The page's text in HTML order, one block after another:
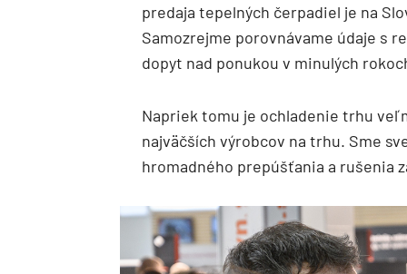
predaja tepelných čerpadiel je na
Samozrejme porovnávame údaje s
dopyt nad ponukou v minulých
Napriek tomu je ochladenie trhu
najväčších výrobcov na trhu. Sme
hromadného prepúšťania a rušenia